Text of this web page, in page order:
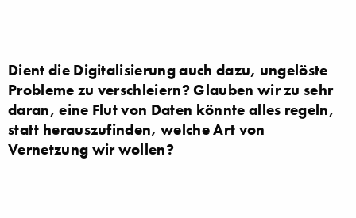
Dient die Digitalisierung auch dazu, ungelöste
Probleme zu verschleiern? Glauben wir zu sehr
daran, eine Flut von Daten könnte alles regeln,
statt herauszufinden, welche Art von
Vernetzung wir wollen?